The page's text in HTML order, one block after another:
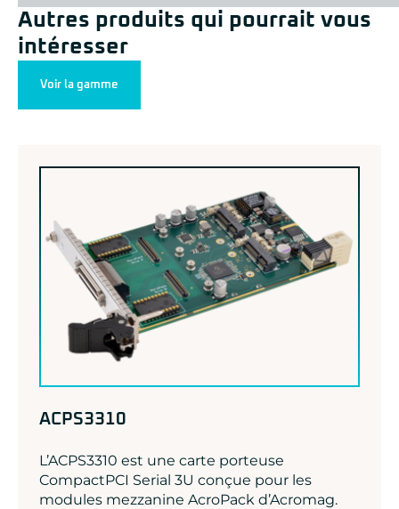
Autres produits qui pourrait vous
intéresser
Voir la gamme
ACPS3310
L’ACPS3310 est une carte porteuse
CompactPCI Serial 3U conçue pour les
modules mezzanine AcroPack d’Acromag.